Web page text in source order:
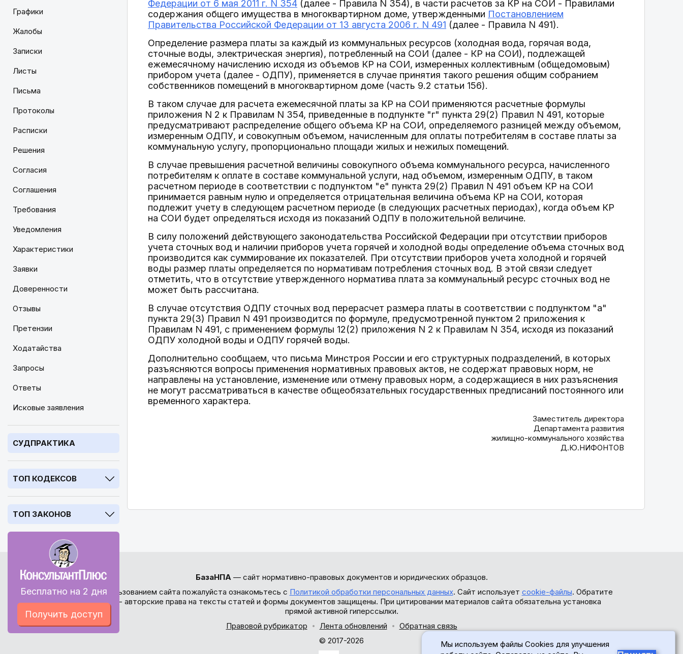
Графики
Жалобы
Записки
Листы
Письма
Протоколы
Расписки
Решения
Согласия
Соглашения
Требования
Уведомления
Характеристики
Заявки
Доверенности
Отзывы
Претензии
Ходатайства
Запросы
Ответы
Исковые заявления
СУДПРАКТИКА
ТОП КОДЕКСОВ
ТОП ЗАКОНОВ
Бесплатно на 2 дня
Получить доступ
Федерации от 6 мая 2011 г. N 354 (далее - Правила N 354), в части расчетов за КР на СОИ - Правилами
содержания общего имущества в многоквартирном доме, утвержденными Постановлением
Правительства Российской Федерации от 13 августа 2006 г. N 491 (далее - Правила N 491).
Определение размера платы за каждый из коммунальных ресурсов (холодная вода, горячая вода,
сточные воды, электрическая энергия), потребленный на СОИ (далее - КР на СОИ), подлежащей
ежемесячному начислению исходя из объемов КР на СОИ, измеренных коллективным (общедомовым)
прибором учета (далее - ОДПУ), применяется в случае принятия такого решения общим собранием
собственников помещений в многоквартирном доме (часть 9.2 статьи 156).
В таком случае для расчета ежемесячной платы за КР на СОИ применяются расчетные формулы
приложения N 2 к Правилам N 354, приведенные в подпункте "г" пункта 29(2) Правил N 491, которые
предусматривают распределение общего объема КР на СОИ, определяемого разницей между объемом,
измеренным ОДПУ, и совокупным объемом, начисленным для оплаты потребителям в составе платы за
коммунальную услугу, пропорционально площади жилых и нежилых помещений.
В случае превышения расчетной величины совокупного объема коммунального ресурса, начисленного
потребителям к оплате в составе коммунальной услуги, над объемом, измеренным ОДПУ, в таком
расчетном периоде в соответствии с подпунктом "е" пункта 29(2) Правил N 491 объем КР на СОИ
принимается равным нулю и определяется отрицательная величина объема КР на СОИ, которая
подлежит учету в следующем расчетном периоде (в следующих расчетных периодах), когда объем КР
на СОИ будет определяться исходя из показаний ОДПУ в положительной величине.
В силу положений действующего законодательства Российской Федерации при отсутствии приборов
учета сточных вод и наличии приборов учета горячей и холодной воды определение объема сточных вод
производится как суммирование их показателей. При отсутствии приборов учета холодной и горячей
воды размер платы определяется по нормативам потребления сточных вод. В этой связи следует
отметить, что в отсутствие утвержденного норматива плата за коммунальный ресурс сточных вод не
может быть рассчитана.
В случае отсутствия ОДПУ сточных вод перерасчет размера платы в соответствии с подпунктом "а"
пункта 29(3) Правил N 491 производится по формуле, предусмотренной пунктом 2 приложения к
Правилам N 491, с применением формулы 12(2) приложения N 2 к Правилам N 354, исходя из показаний
ОДПУ холодной воды и ОДПУ горячей воды.
Дополнительно сообщаем, что письма Минстроя России и его структурных подразделений, в которых
разъясняются вопросы применения нормативных правовых актов, не содержат правовых норм, не
направлены на установление, изменение или отмену правовых норм, а содержащиеся в них разъяснения
не могут рассматриваться в качестве общеобязательных государственных предписаний постоянного или
временного характера.
Заместитель директора
Департамента развития
жилищно-коммунального хозяйства
Д.Ю.НИФОНТОВ
БазаНПА— сайт нормативно-правовых документов и юридических образцов.
Перед использованием сайта пожалуйста ознакомьтесь с Политикой обработки персональных данных. Сайт использует cookie-файлы. Обратите
внимание - авторские права на тексты статей и формы документов защищены. При цитировании материалов сайта обязательна установка
прямой активной гиперссылки.
Правовой рубрикатор
Лента обновлений
Обратная связь
© 2017-2026
Мы используем файлы Cookies для улучшения